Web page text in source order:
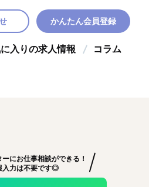
かんたん会員登録
入りの求人情報 コラム
にお仕事相談ができる！
入力は不要です◎